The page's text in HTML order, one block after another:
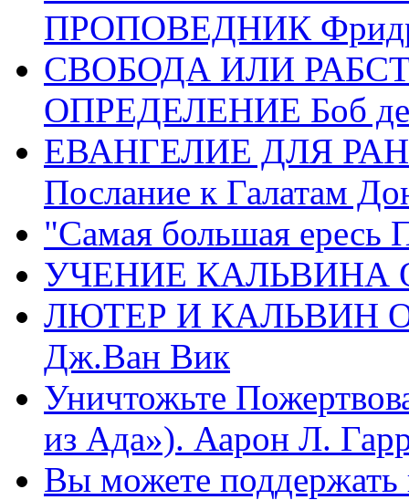
ПРОПОВЕДНИК
СВОБОДА ИЛИ
ОПРЕДЕЛЕНИЕ Боб де
ЕВАНГЕЛИЕ ДЛЯ
Послание к Галатам
"Самая большая ересь
УЧЕНИЕ КАЛЬВИНА
ЛЮТЕР И КАЛЬВИН
Дж.Ван Вик
Уничтожьте
из Ада»). Аарон Л.
Вы можете